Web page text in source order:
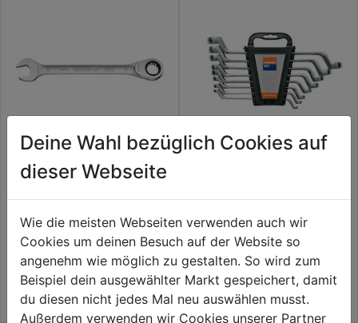
Maulschlüssel m. Ringratsche
0.0 (0)
Sternen.
20,59€
0.0 (0)
0.0
Sternen.
20,99€
Deine Wahl bezüglich Cookies auf
dieser Webseite
Wie die meisten Webseiten verwenden auch wir
Cookies um deinen Besuch auf der Website so
angenehm wie möglich zu gestalten. So wird zum
Beispiel dein ausgewählter Markt gespeichert, damit
du diesen nicht jedes Mal neu auswählen musst.
Außerdem verwenden wir Cookies unserer Partner